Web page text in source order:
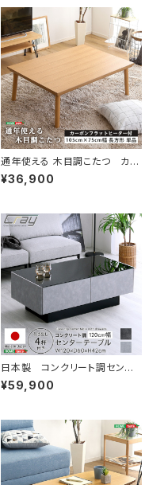
通年使える 木目調こたつ カー
ボンフラットヒーター付 105cm
×75cm幅 長方形 単品【ropoc
¥36,900
日本製 コンクリート調センタ
ーテーブル 120cm幅 【Cra
y-クレイ-】 SH-24-CS120
¥59,900